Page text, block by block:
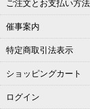
ご注文とお支払い方法
催事案内
特定商取引法表示
ショッピングカート
ログイン